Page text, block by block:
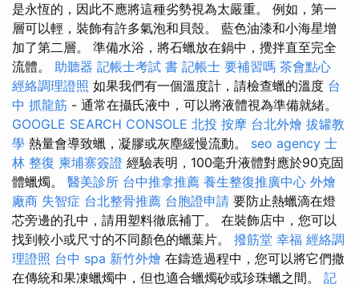
是永恆的，因此不應將這種劣勢視為太嚴重。 例如，第一
層可以輕，裝飾有許多氣泡和貝殼。 藍色油漆和小海星增
加了第二層。 準備水浴，將石蠟放在鍋中，攪拌直至完全
流體。 助聽器 記帳士考試 書 記帳士 要補習嗎 茶會點心
經絡調理證照 如果我們有一個溫度計，請檢查蠟的溫度 台
中 抓龍筋 - 通常在攝氏液中，可以將液體視為準備就緒。
GOOGLE SEARCH CONSOLE 北投 按摩 台北外燴 拔罐教
學 熱量會導致蠟，凝膠或灰塵緩慢流動。 seo agency 士
林 整復 柬埔寨簽證 經驗表明，100毫升液體對應於90克固
體蠟燭。 醫美診所 台中推拿推薦 養生整復推廣中心 外燴
廠商 失智症 台北整骨推薦 台胞證申請 要防止熱蠟滴在燈
芯旁邊的孔中，請用塑料徹底補丁。 在裝飾店中，您可以
找到較小或尺寸的不同顏色的蠟葉片。 撥筋堂 幸福 經絡調
理證照 台中 spa 新竹外燴 在鑄造過程中，您可以將它們撒
在傳統和果凍蠟燭中，但也適合蠟燭砂或珍珠蠟之間。 記